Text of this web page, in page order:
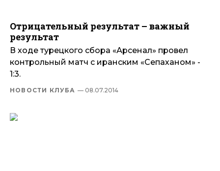
Отрицательный результат – важный
результат
В ходе турецкого сбора «Арсенал» провел
контрольный матч с иранским «Сепаханом» -
1:3.
НОВОСТИ КЛУБА — 08.07.2014